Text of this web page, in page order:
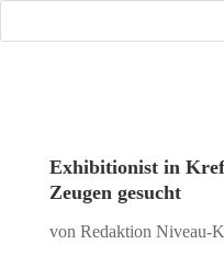
Exhibitionist in
Zeugen gesucht
von Redaktion Niveau-